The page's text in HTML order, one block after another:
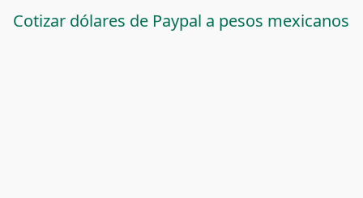
Cotizar dólares de Paypal a pesos mexicanos